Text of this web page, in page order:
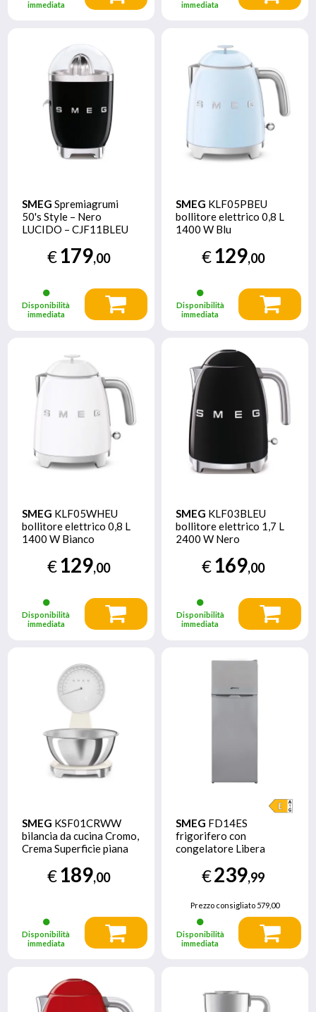
immediata immediata
SMEG Spremiagrumi
50's Style – Nero
LUCIDO – CJF11BLEU
€179,00
Disponibilità
immediata
SMEG KLF05PBEU
bollitore elettrico 0,8 L
1400 W Blu
€129,00
Disponibilità
immediata
SMEG KLF05WHEU
bollitore elettrico 0,8 L
1400 W Bianco
€129,00
Disponibilità
immediata
SMEG KLF03BLEU
bollitore elettrico 1,7 L
2400 W Nero
€169,00
Disponibilità
immediata
SMEG KSF01CRWW
bilancia da cucina Cromo,
Crema Superficie piana
elettronica
€189,00
Disponibilità
immediata
SMEG FD14ES
frigorifero con
congelatore Libera
Argento
€239,99
Prezzo consigliato 579,00
Disponibilità
immediata